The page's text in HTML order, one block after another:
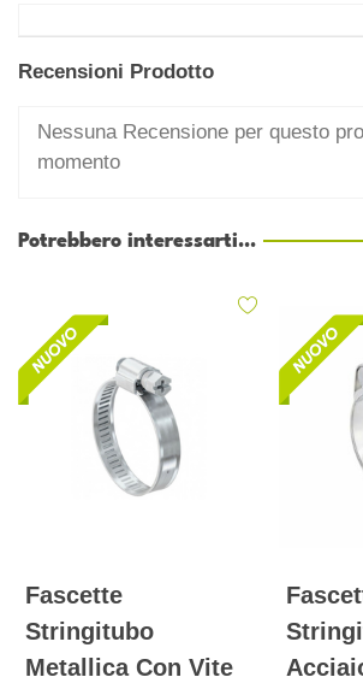
Recensioni Prodotto
Nessuna Recensione per questo
momento
Potrebbero interessarti...
Fascette
Stringitubo
Metallica Con Vite